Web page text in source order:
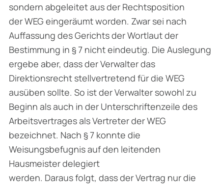
sondern abgeleitet aus der Rechtsposition
der WEG eingeräumt worden. Zwar sei nach
Auffassung des Gerichts der Wortlaut der
Bestimmung in § 7 nicht eindeutig. Die Auslegung
ergebe aber, dass der Verwalter das
Direktionsrecht stellvertretend für die WEG
ausüben sollte. So ist der Verwalter sowohl zu
Beginn als auch in der Unterschriftenzeile des
Arbeitsvertrages als Vertreter der WEG
bezeichnet. Nach § 7 konnte die
Weisungsbefugnis auf den leitenden
Hausmeister delegiert
werden. Daraus folgt, dass der Vertrag nur die